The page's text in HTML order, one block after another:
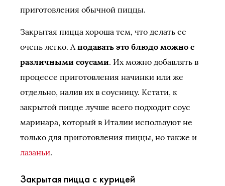
приготовления обычной пиццы.
Закрытая пицца хороша тем, что делать ее
очень легко. Аподавать это блюдо можно с
различными соусами. Их можно добавлять в
процессе приготовления начинки или же
отдельно, налив их в соусницу. Кстати, к
закрытой пицце лучше всего подходит соус
маринара, который в Италии используют не
только для приготовления пиццы, но также и
лазаньи.
Закрытая пицца с курицей